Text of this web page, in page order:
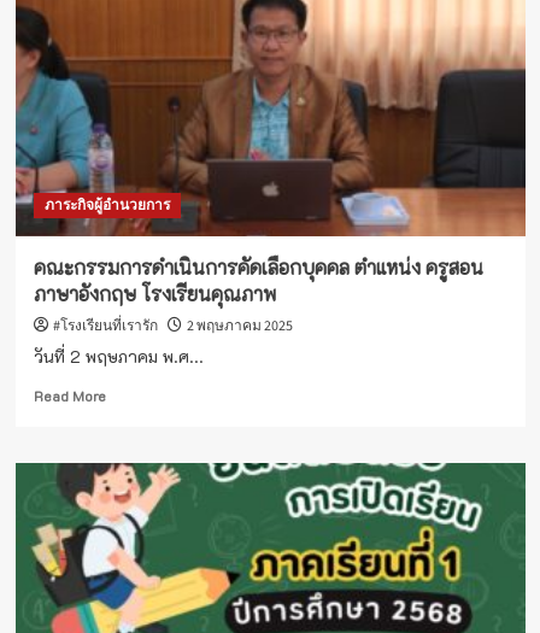
ภาระกิจผู้อำนวยการ
คณะกรรมการดำเนินการคัดเลือกบุคคล ตำแหน่ง ครูสอน
ภาษาอังกฤษ โรงเรียนคุณภาพ
#โรงเรียนที่เรารัก 2 พฤษภาคม 2025
วันที่ 2 พฤษภาคม พ.ศ...
Read MoreRead
คณะ
กรรมการ
ดำเนิน
การ
คัด
เลือก
บุคคล
ตำแหน่ง